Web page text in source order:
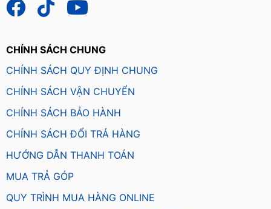
CHÍNH SÁCH CHUNG
CHÍNH SÁCH QUY ĐỊNH CHUNG
CHÍNH SÁCH VẬN CHUYỂN
CHÍNH SÁCH BẢO HÀNH
CHÍNH SÁCH ĐỔI TRẢ HÀNG
HƯỚNG DẪN THANH TOÁN
MUA TRẢ GÓP
QUY TRÌNH MUA HÀNG ONLINE